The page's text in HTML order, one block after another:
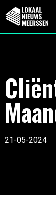
21-05-2024